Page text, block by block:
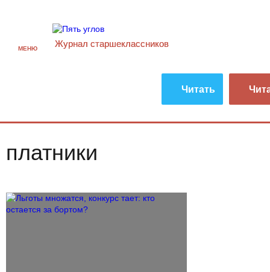
МЕНЮ Журнал старшекласcников
Читать
платники